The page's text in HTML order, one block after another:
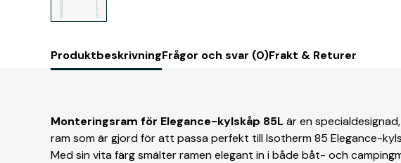
ProduktbeskrivningFrågor och svar (0)Frakt & Returer
Monteringsram för Elegance-kylskåp 85L är en
ram som är gjord för att passa perfekt till Isotherm 85 Elegance-
Med sin vita färg smälter ramen elegant in i både båt- och